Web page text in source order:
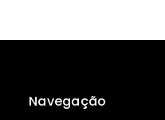
Navegação